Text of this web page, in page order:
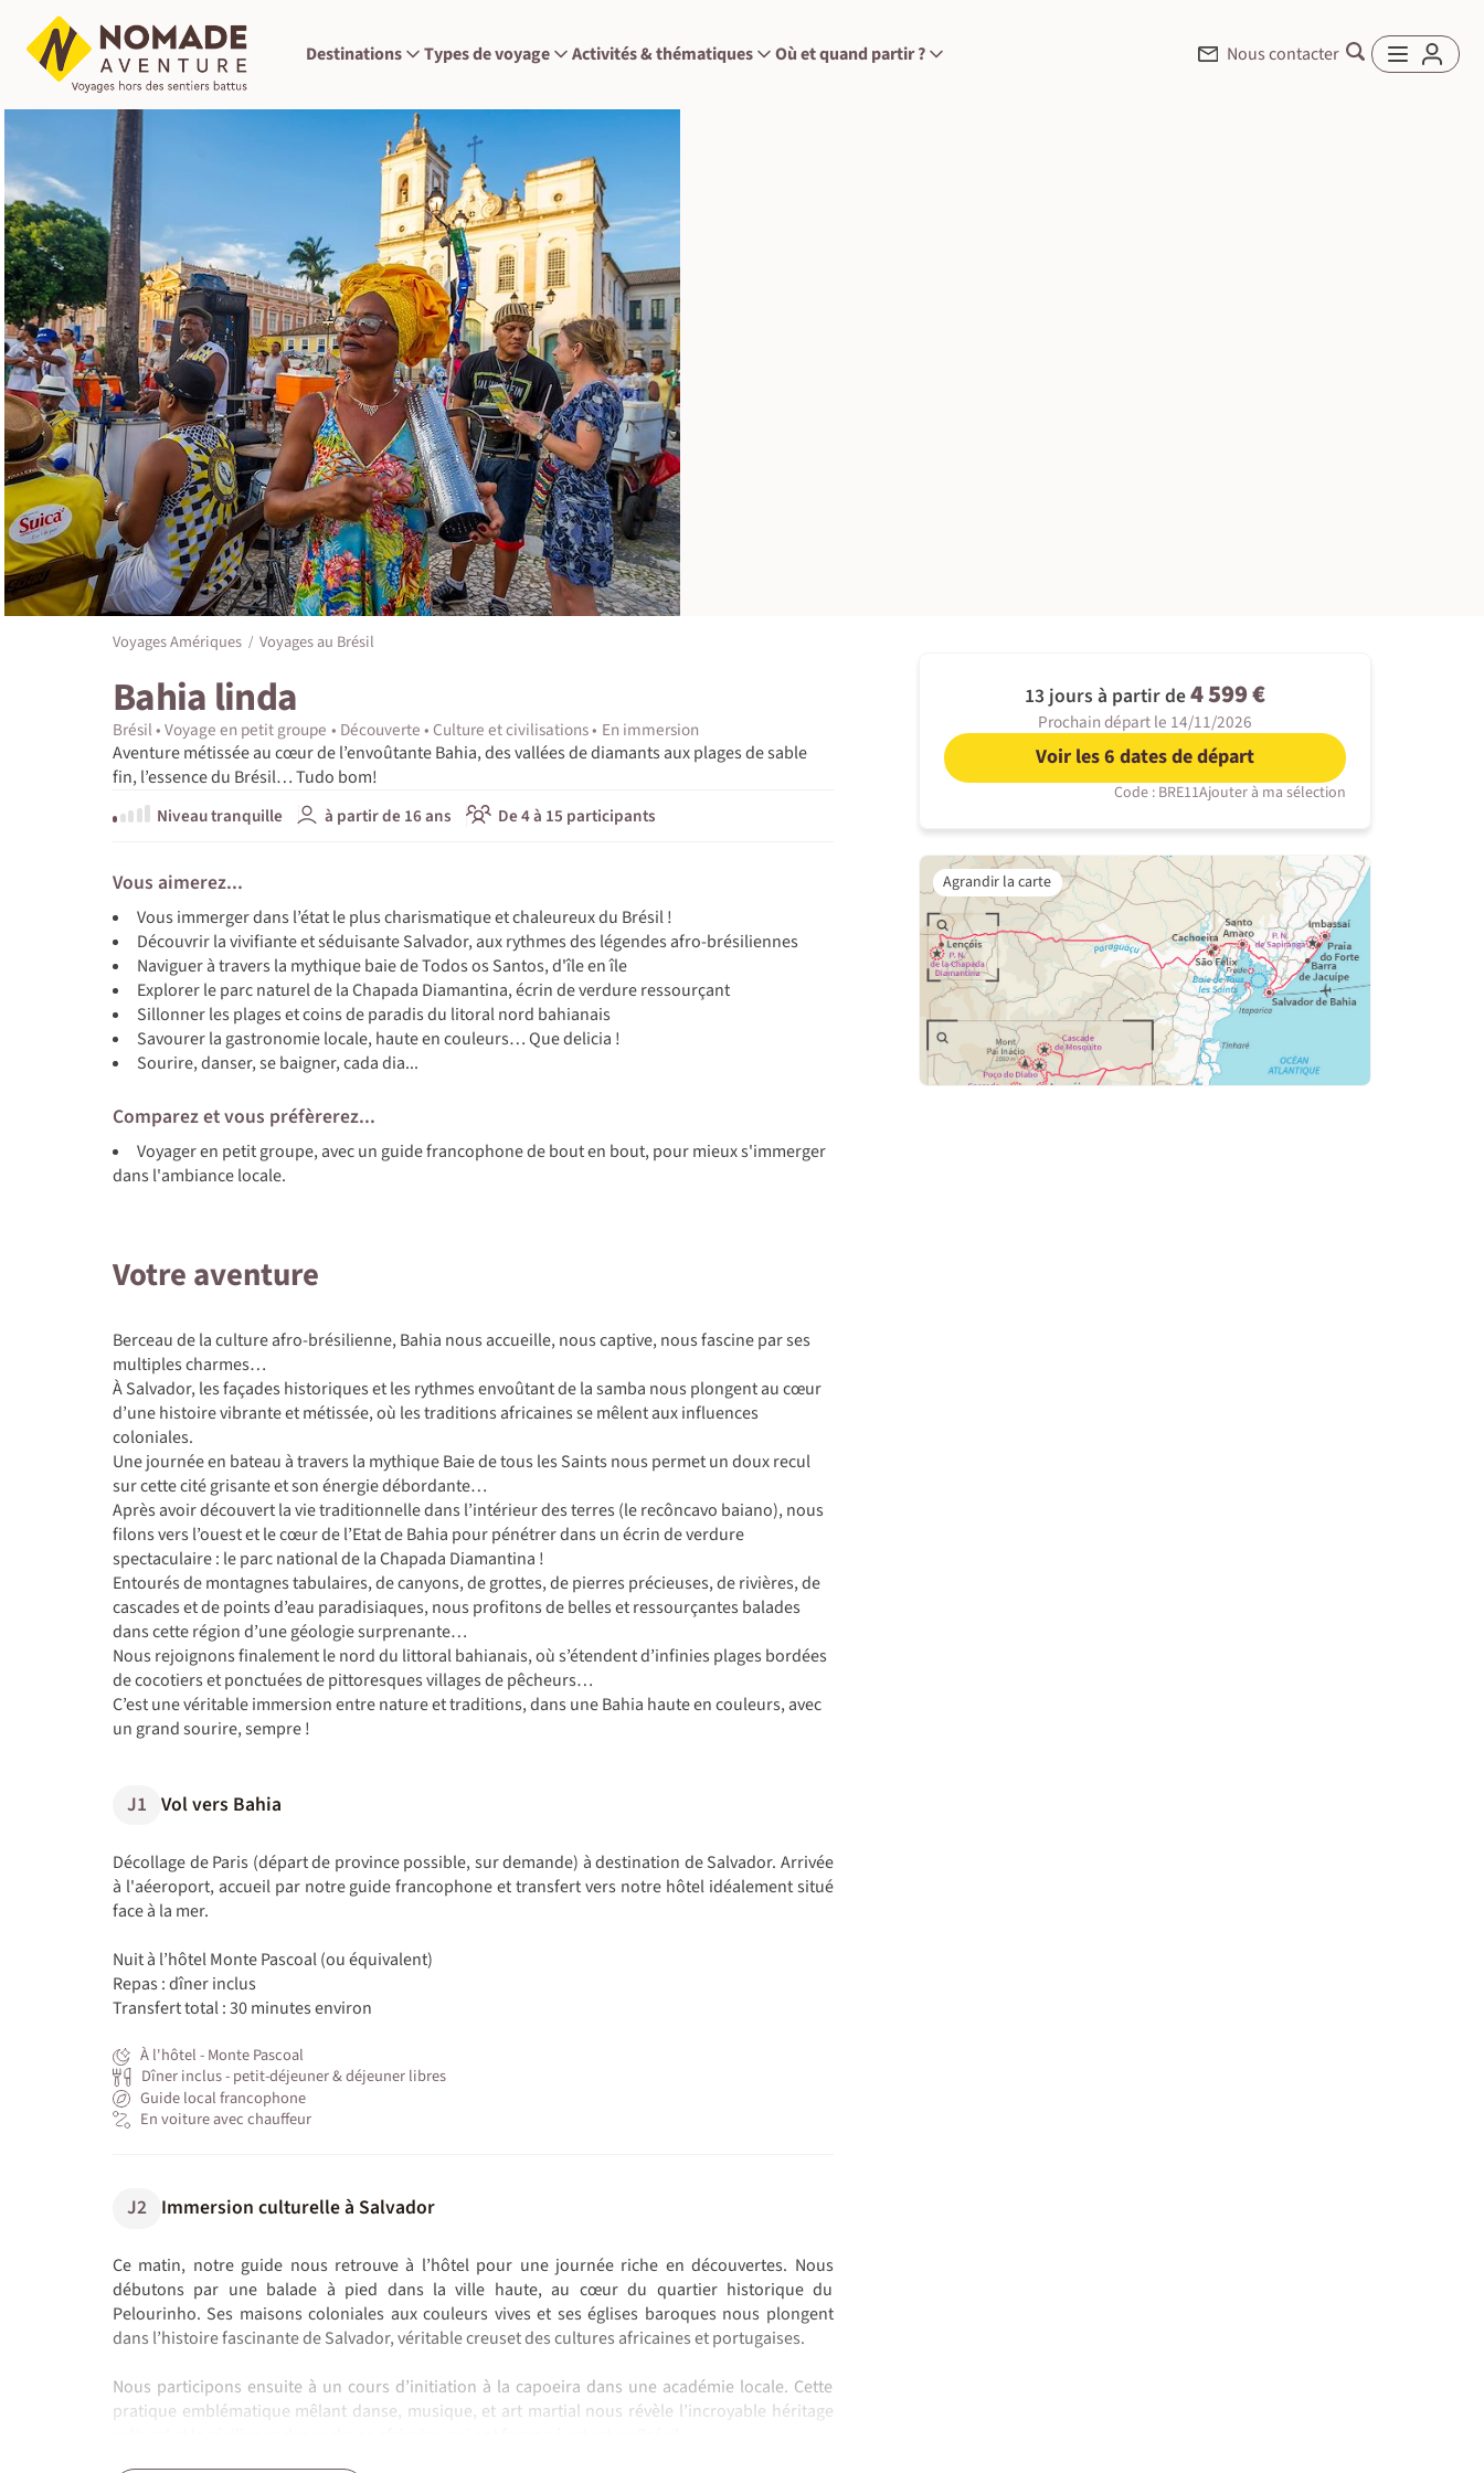
Destinations Types de voyage Activités & thématiques Où et quand partir ? Nous contacter
Voyages Amériques Voyages au Brésil
Bahia linda
Brésil Voyage en petit groupe Découverte Culture et civilisations En immersion
Aventure métissée au cœur de l’envoûtante Bahia, des vallées de diamants aux plages de sable
fin, l’essence du Brésil… Tudo bom!
Niveau tranquille
à partir de 16 ans De 4 à 15 participants
13 jours à partir de4 599 €
Prochain départ le 14/11/2026
Voir les 6 dates de départ
Code : BRE11Ajouter à ma sélection
Vous aimerez...
Vous immerger dans l’état le plus charismatique et chaleureux du Brésil !
Découvrir la vivifiante et séduisante Salvador, aux rythmes des légendes afro-brésiliennes
Naviguer à travers la mythique baie de Todos os Santos, d'île en île
Explorer le parc naturel de la Chapada Diamantina, écrin de verdure ressourçant
Sillonner les plages et coins de paradis du litoral nord bahianais
Savourer la gastronomie locale, haute en couleurs… Que delicia !
Sourire, danser, se baigner, cada dia...
Comparez et vous préfèrerez...
Voyager en petit groupe, avec un guide francophone de bout en bout, pour mieux s'immerger
dans l'ambiance locale.
Votre aventure
Berceau de la culture afro-brésilienne, Bahia nous accueille, nous captive, nous fascine par ses
multiples charmes…
À Salvador, les façades historiques et les rythmes envoûtant de la samba nous plongent au cœur
d’une histoire vibrante et métissée, où les traditions africaines se mêlent aux influences
coloniales.
Une journée en bateau à travers la mythique Baie de tous les Saints nous permet un doux recul
sur cette cité grisante et son énergie débordante…
Après avoir découvert la vie traditionnelle dans l’intérieur des terres (le recôncavo baiano), nous
filons vers l’ouest et le cœur de l’Etat de Bahia pour pénétrer dans un écrin de verdure
spectaculaire : le parc national de la Chapada Diamantina !
Entourés de montagnes tabulaires, de canyons, de grottes, de pierres précieuses, de rivières, de
cascades et de points d’eau paradisiaques, nous profitons de belles et ressourçantes balades
dans cette région d’une géologie surprenante…
Nous rejoignons finalement le nord du littoral bahianais, où s’étendent d’infinies plages bordées
de cocotiers et ponctuées de pittoresques villages de pêcheurs…
C’est une véritable immersion entre nature et traditions, dans une Bahia haute en couleurs, avec
un grand sourire, sempre !
J1 Vol vers Bahia
Décollage de Paris (départ de province possible, sur demande) à destination de Salvador. Arrivée
à l'aéeroport, accueil par notre guide francophone et transfert vers notre hôtel idéalement situé
face à la mer.
Nuit à l’hôtel Monte Pascoal (ou équivalent)
Repas : dîner inclus
Transfert total : 30 minutes environ
À l'hôtel - Monte Pascoal
Dîner inclus - petit-déjeuner & déjeuner libres
Guide local francophone
En voiture avec chauffeur
J2 Immersion culturelle à Salvador
Ce matin, notre guide nous retrouve à l’hôtel pour une journée riche en découvertes. Nous
débutons par une balade à pied dans la ville haute, au cœur du quartier historique du
Pelourinho. Ses maisons coloniales aux couleurs vives et ses églises baroques nous plongent
dans l’histoire fascinante de Salvador, véritable creuset des cultures africaines et portugaises.
Nous participons ensuite à un cours d’initiation à la capoeira dans une académie locale. Cette
pratique emblématique mêlant danse, musique, et art martial nous révèle l’incroyable héritage